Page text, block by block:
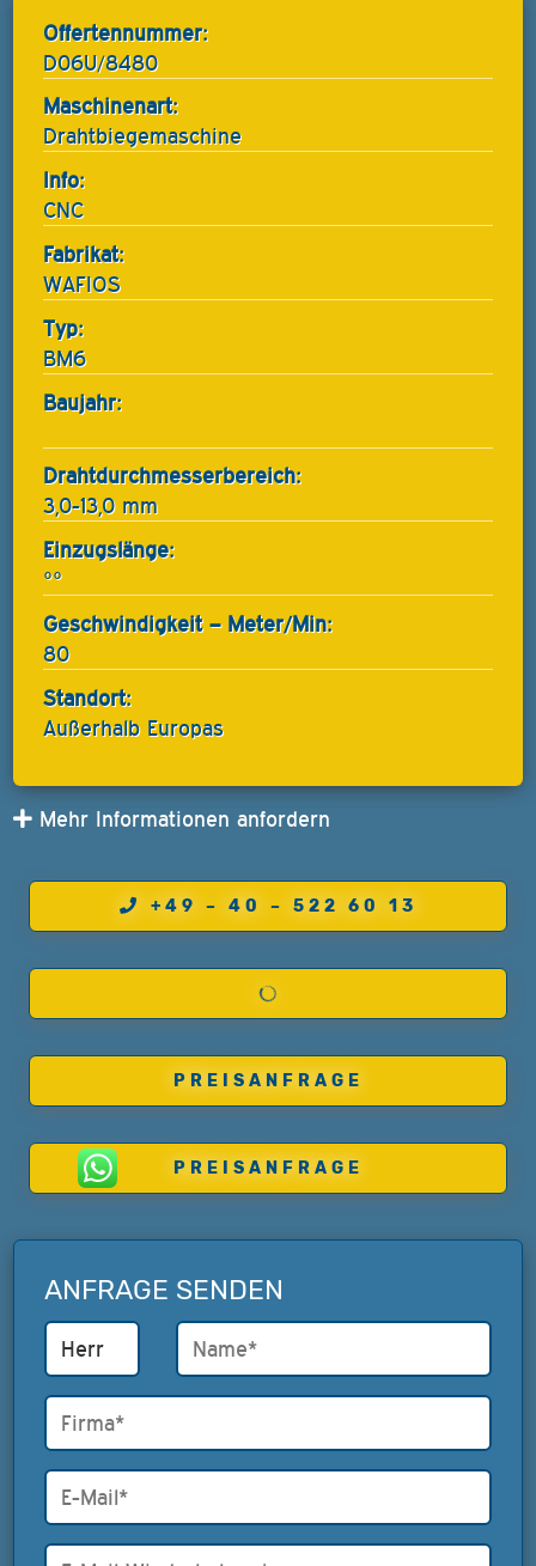
Offertennummer:
D06U/8480
Maschinenart:
Drahtbiegemaschine
Info:
CNC
Fabrikat:
WAFIOS
Typ:
BM6
Baujahr:
Drahtdurchmesserbereich:
3,0-13,0 mm
Einzugslänge:
°°
Geschwindigkeit – Meter/Min:
80
Standort:
Außerhalb Europas
Mehr Informationen anfordern
+49 – 40 – 522 60 13
PREISANFRAGE
PREISANFRAGE
ANFRAGE SENDEN